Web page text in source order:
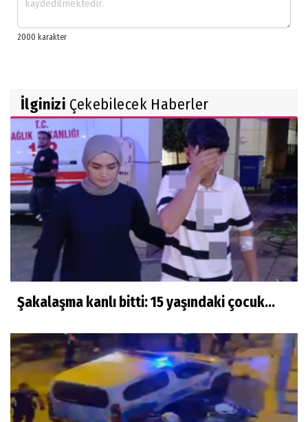
İlginizi Çekebilecek Haberler
Şakalaşma kanlı bitti: 15 yaşındaki çocuk...